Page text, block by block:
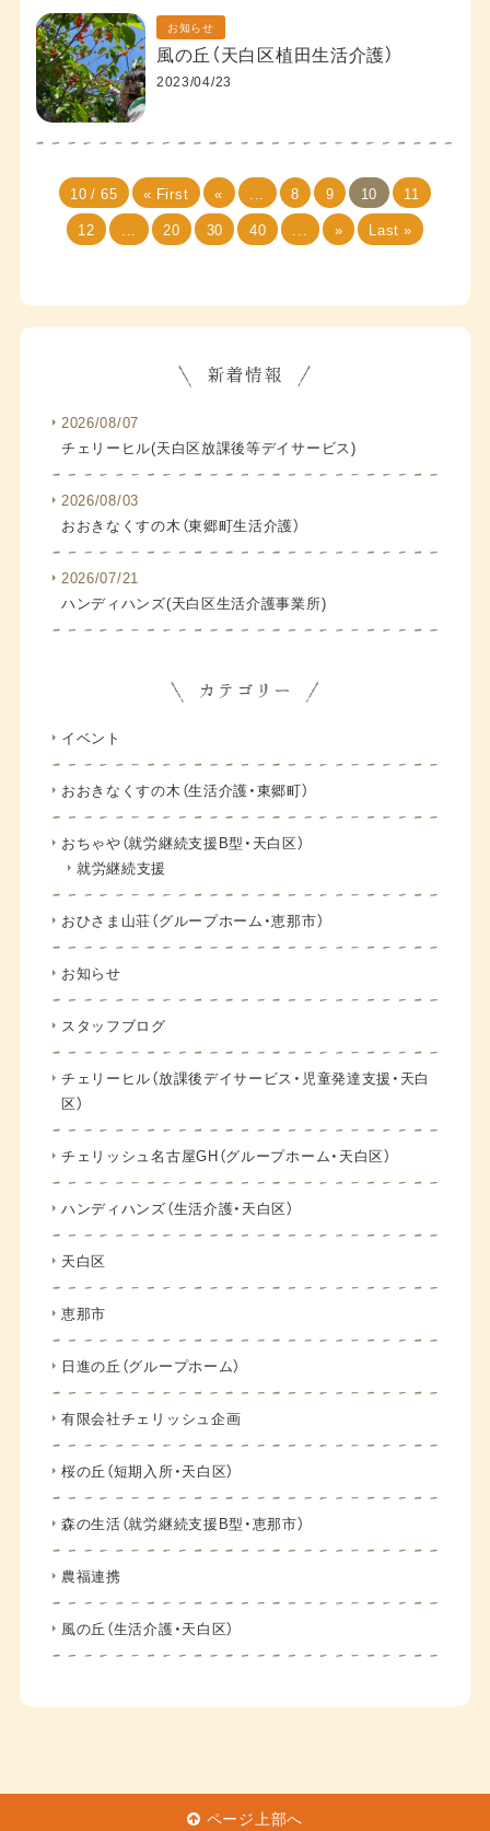
お知らせ
風の丘（天白区植田生活介護）
2023/04/23
10 / 65 « First « 8 9 10
11
12
... 20 30 40 ... » Last »
2026/08/07
チェリーヒル(天白区放課後等デイサービス)
2026/08/03
おおきなくすの木（東郷町生活介護）
2026/07/21
ハンディハンズ(天白区生活介護事業所)
イベント
おおきなくすの木（生活介護・東郷町）
おちゃや（就労継続支援B型・天白区）
就労継続支援
おひさま山荘（グループホーム・恵那市）
お知らせ
スタッフブログ
チェリーヒル（放課後デイサービス・児童発達支援・天白
区）
チェリッシュ名古屋GH（グループホーム・天白区）
ハンディハンズ（生活介護・天白区）
天白区
恵那市
日進の丘（グループホーム）
有限会社チェリッシュ企画
桜の丘（短期入所・天白区）
森の生活（就労継続支援B型・恵那市）
農福連携
風の丘（生活介護・天白区）
ページ上部へ